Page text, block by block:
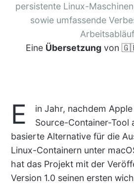
persistente Linux-
sowie umfassende
Eine Übersetzungvon
E
in Jahr, nachdem
Source-Container-Tool
basierte Alternative für die
Linux-Containern unter
hat das Projekt mit der
Version 1.0 seinen ersten